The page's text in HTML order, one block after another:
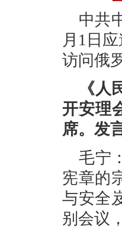
中共
月1日
访问俄
《
开安理
席。发
毛宁
宪章的
与安全
别会议